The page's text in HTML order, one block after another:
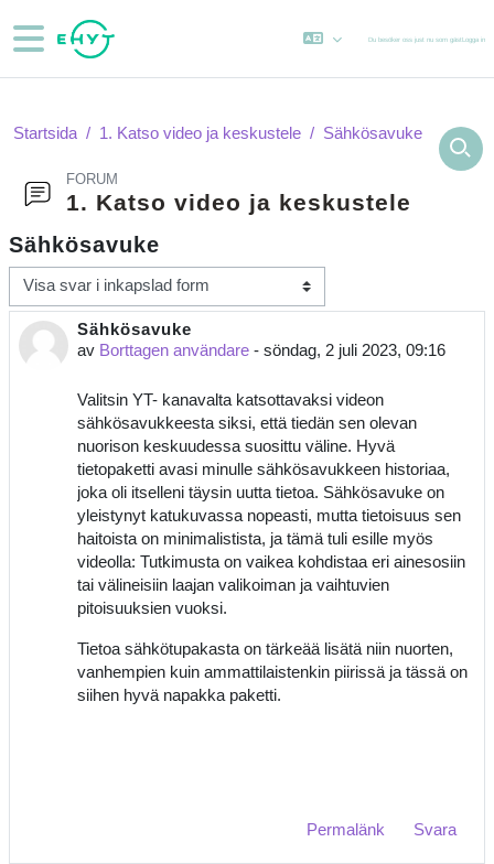
Sidopanel
Du besöker oss just nu som gästLogga in
Startsida 1. Katso video ja keskustele Sähkösavuke
FORUM
1. Katso video ja keskustele
Sähkösavuke
Visningsläge
Sähkösavuke
av Borttagen användare - söndag, 2 juli 2023, 09:16
Antal svar: 0
Valitsin YT- kanavalta katsottavaksi videon
sähkösavukkeesta siksi, että tiedän sen olevan
nuorison keskuudessa suosittu väline. Hyvä
tietopaketti avasi minulle sähkösavukkeen historiaa,
joka oli itselleni täysin uutta tietoa. Sähkösavuke on
yleistynyt katukuvassa nopeasti, mutta tietoisuus sen
haitoista on minimalistista, ja tämä tuli esille myös
videolla: Tutkimusta on vaikea kohdistaa eri ainesosiin
tai välineisiin laajan valikoiman ja vaihtuvien
pitoisuuksien vuoksi.
Tietoa sähkötupakasta on tärkeää lisätä niin nuorten,
vanhempien kuin ammattilaistenkin piirissä ja tässä on
siihen hyvä napakka paketti.
Permalänk Svara